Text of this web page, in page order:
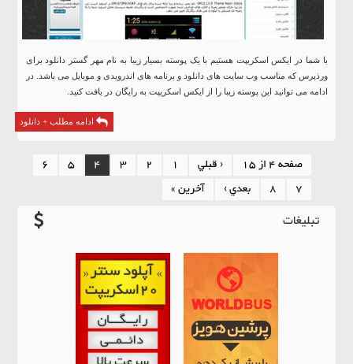
با شما در ایکس اسکریپت هستیم با یک پوسته بسیار زیبا به نام مهر گستر دانلود برای
ورذپرس که مناسب وب سایت های دانلود و برنامه های اندرویدی و موبایل می باشد. در
ادامه می توانید این پوسته زیبا را از ایکس اسکریپت به رایگان در یافت کنید.
ادامه مطلب + دانلود
صفحه 4 از 15 ‹ قبلي 1
2
3
4
5
6
7
8 بعدي › آخرين »
تبلیغات